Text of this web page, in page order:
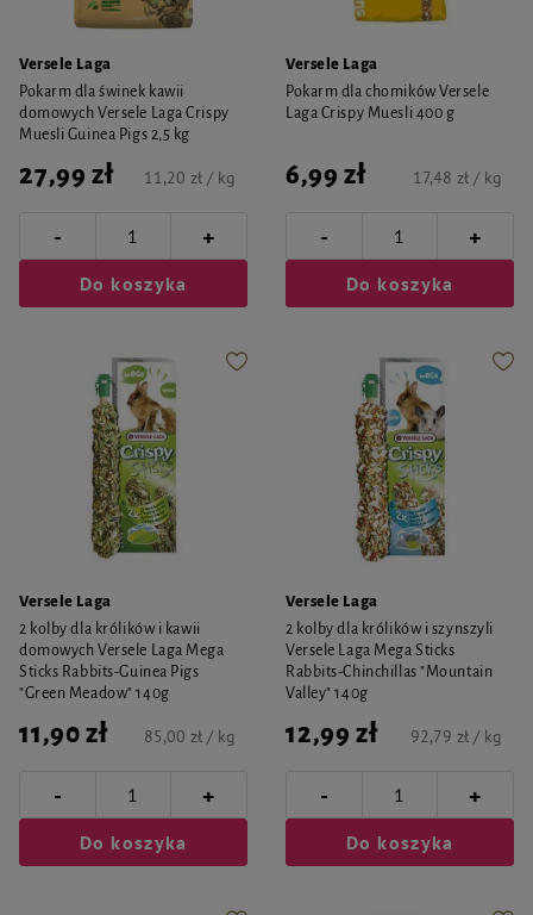
Versele Laga
Pokarm dla świnek kawii
domowych Versele Laga Crispy
Muesli Guinea Pigs 2,5 kg
27,99 zł 11,20 zł / kg
- +
Do koszyka
Versele Laga
Pokarm dla chomików Versele
Laga Crispy Muesli 400 g
6,99 zł 17,48 zł / kg
- +
Do koszyka
Versele Laga
2 kolby dla królików i kawii
domowych Versele Laga Mega
Sticks Rabbits-Guinea Pigs
"Green Meadow" 140g
11,90 zł 85,00 zł / kg
- +
Do koszyka
Versele Laga
2 kolby dla królików i szynszyli
Versele Laga Mega Sticks
Rabbits-Chinchillas "Mountain
Valley" 140g
12,99 zł 92,79 zł / kg
- +
Do koszyka